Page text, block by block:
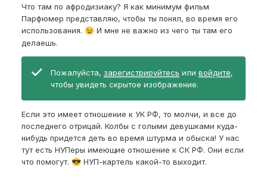
раза только один. Без него - лучше. Естественне
что-ли. У девушек все равно по-другому все это
работает (имею ввиду таблетки), чем у мужчин. Да
и польза не понятна.
Но лично для меня из бытовых вещей это: чеснок,
перец, тыквенные семечки, орехи и т. д. Базовое
что-то из доступного (как у всех). Но у меня в
голове сидит, что это (афродизиаки) больше про
запахи (ваниль, сандал, мускус и т. д), чем что-то
принимающее внутрь. Какие-то травы и настойки
не рассматривал даже, как аналог того что можно
принимать именно внутрь для сексуального
Что там по афродизиаку? Я как минимум фильм
Парфюмер представляю, чтобы ты понял, во время его
использования. 😉 И мне не важно из чего ты там его
делаешь.
Пожалуйста, зарегистрируйтесь или войдите,
чтобы увидеть скрытое изображение.
Если это имеет отношение к УК РФ, то молчи, и все до
последнего отрицай. Колбы с голыми девушками куда-
нибудь придется деть во время штурма и обыска! У нас
тут есть НУПеры имеющие отношение к СК РФ. Они если
что помогут. 😎 НУП-картель какой-то выходит.